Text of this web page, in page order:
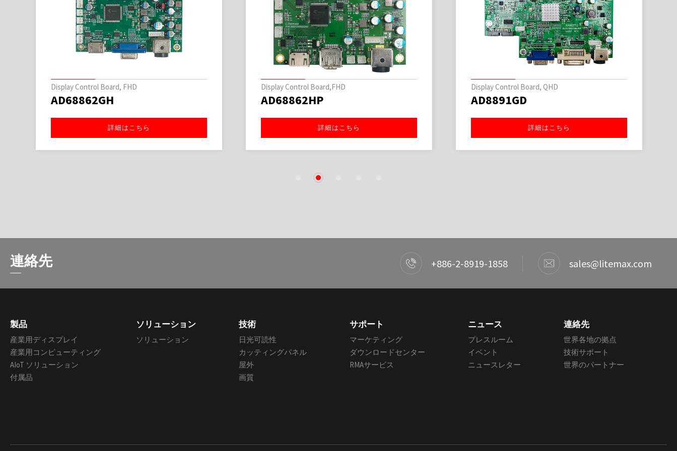
Display Control Board, FHD
AD68862GH
詳細はこちら
Display Control Board,FHD
AD68862HP
詳細はこちら
Display Control Board, QHD
AD8891GD
詳細はこちら
2
連絡先 +886-2-8919-1858 sales@litemax.com
製品
産業用ディスプレイ
産業用コンピューティング
AIoT ソリューション
付属品
ソリューション
ソリューション
技術
日光可読性
カッティングパネル
屋外
画質
サポート
マーケティング
ダウンロードセンター
RMAサービス
ニュース
プレスルーム
イベント
ニュースレター
連絡先
世界各地の拠点
技術サポート
世界のパートナー